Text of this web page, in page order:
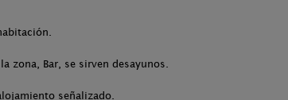
zona, Bar, se sirven desayunos.
señalizado.